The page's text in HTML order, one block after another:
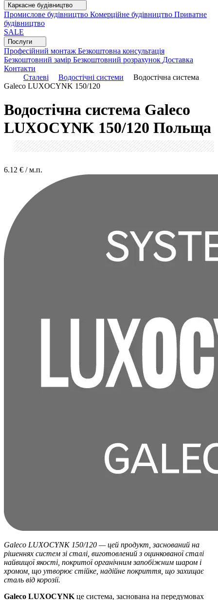
Каркасне будівництво
Промислове будівництво Комерційне будівництво Приватне
будівництво
SALE
Послуги
Професійний монтаж Безкоштовна консультація
Безкоштовний замір Безкоштовний розрахунок Доставка
Контакти
Сталеві
Водостічні системи
Водостічна система
Galeco LUXOCYNK 150/120
Водостічна система Galeco
LUXOCYNK 150/120 Польща
6.12 € / м.п.
Galeco LUXOCYNK 150/120 — цей продукт, заснований на
рішеннях систем зі сталі, виготовлений з оцинкованої сталі
найвищої якості, покритої органічним запобіжним шаром і
хромом, що утворює стійке, надійне покриття, що захищає
сталь від корозії.
Galeco LUXOCYNK це система, заснована на передумовах